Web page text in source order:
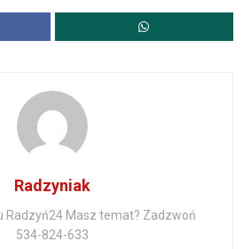
Radzyniak
Radzyń24 Masz temat? Zadzwoń
534-824-633